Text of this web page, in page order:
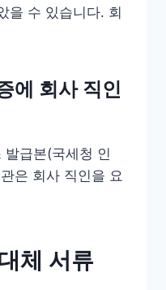
을 수 있습니다. 회
에 회사 직인
급본(국세청 인
은 회사 직인을 요
체 서류